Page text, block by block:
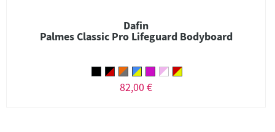
Dafin
Palmes Classic Pro Lifeguard Bodyboard
82,00 €